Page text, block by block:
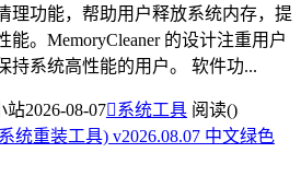
理功能，帮助用户释放系统内存，提
。MemoryCleaner 的设计注重用户
持系统高性能的用户。 软件功...
站2026-08-07系统工具 阅读()